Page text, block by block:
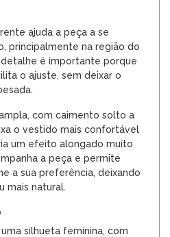
ajuda a peça a se
principalmente na região do
detalhe é importante porque
o ajuste, sem deixar o
com caimento solto a
o vestido mais confortável
um efeito alongado muito
a peça e permite
a sua preferência, deixando
mais natural.
silhueta feminina, com